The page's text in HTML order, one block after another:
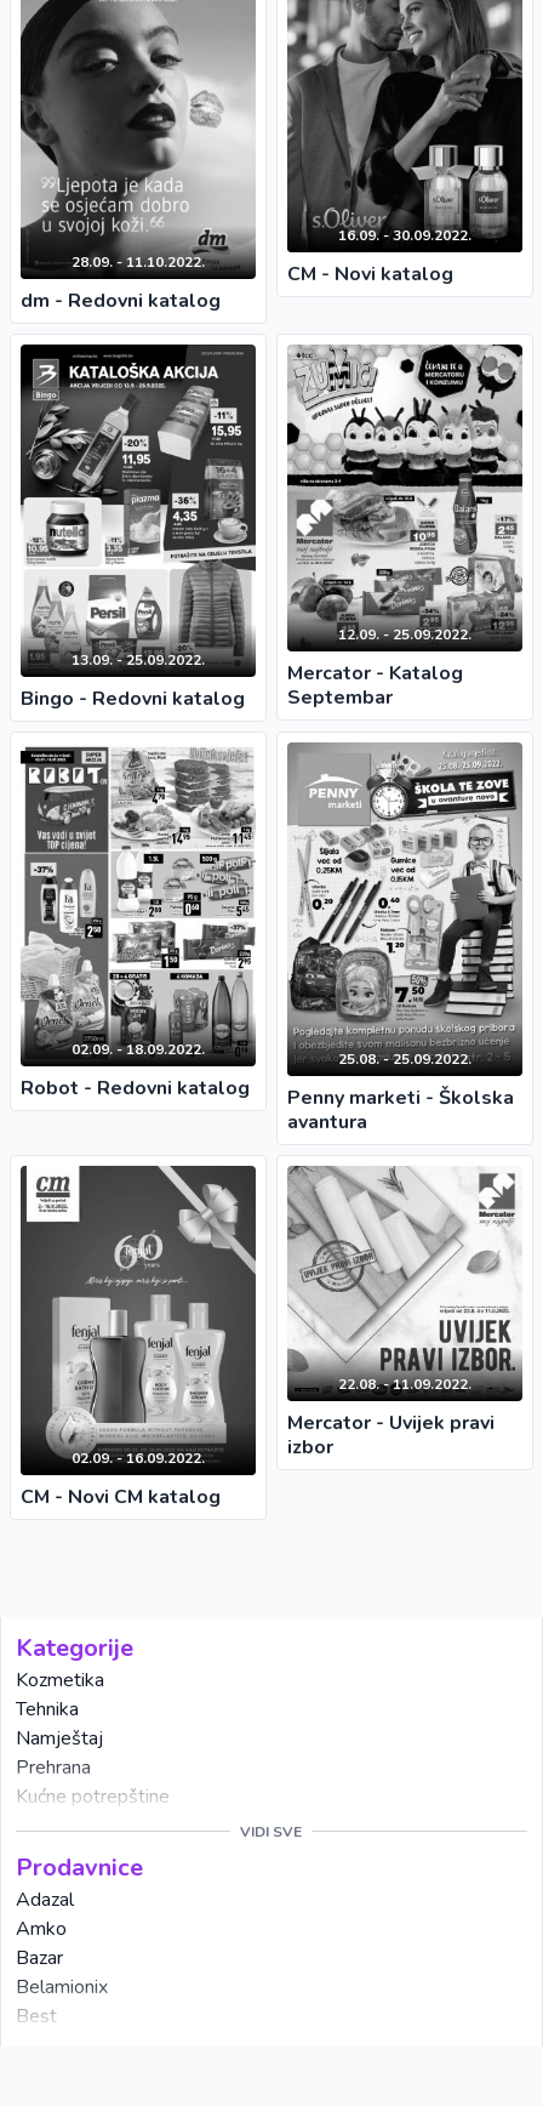
Kategorije
Kozmetika
Tehnika
Namještaj
Prehrana
Kućne potrepštine
Alati
Kućanski aparati
Mobiteli
Vrtni namještaj
Odjeća
Posuđe
Obuća
Keramika
VIDI SVE
Prodavnice
Adazal
Amko
Bazar
Belamionix
Best
28.09. - 11.10.2022.
dm - Redovni katalog
16.09. - 30.09.2022.
CM - Novi katalog
13.09. - 25.09.2022.
Bingo - Redovni katalog
12.09. - 25.09.2022.
Mercator - Katalog
Septembar
02.09. - 18.09.2022.
Robot - Redovni katalog
25.08. - 25.09.2022.
Penny marketi - Školska
avantura
02.09. - 16.09.2022.
CM - Novi CM katalog
22.08. - 11.09.2022.
Mercator - Uvijek pravi
izbor